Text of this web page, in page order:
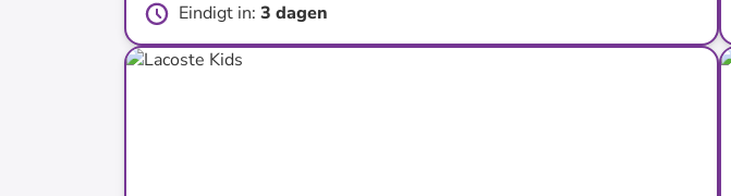
Eindigt in: 3 dagen
tot-75%*